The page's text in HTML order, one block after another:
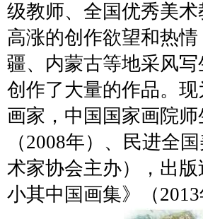
级教师、全国优秀美
高涨的创作欲望和热
疆、内蒙古等地采风
创作了大量的作品。
画家，中国国家画院
（2008年）、民进全国
术家协会主办），出
小其中国画集》（2013